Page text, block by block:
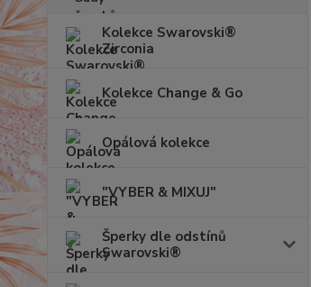
Kolekce Swarovski®
Zirconia
Kolekce Change & Go
Opálová kolekce
"VYBER & MIXUJ"
Šperky dle odstínů
Swarovski®